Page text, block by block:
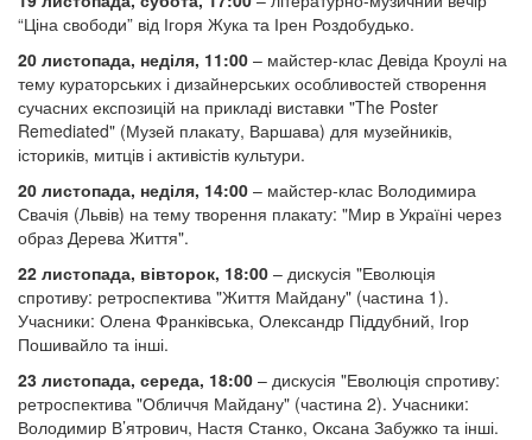
“Ціна свободи” від Ігоря Жука та Ірен Роздобудько.
20 листопада, неділя, 11:00 – майстер-клас Девіда Кроулі на
тему кураторських і дизайнерських особливостей створення
сучасних експозицій на прикладі виставки "The Poster
Remediated" (Музей плакату, Варшава) для музейників,
істориків, митців і активістів культури.
20 листопада, неділя, 14:00 – майстер-клас Володимира
Свачія (Львів) на тему творення плакату: "Мир в Україні через
образ Дерева Життя".
22 листопада, вівторок, 18:00 – дискусія "Еволюція
спротиву: ретроспектива "Життя Майдану" (частина 1).
Учасники: Олена Франківська, Олександр Піддубний, Ігор
Пошивайло та інші.
23 листопада, середа, 18:00 – дискусія "Еволюція спротиву:
ретроспектива "Обличчя Майдану" (частина 2). Учасники:
Володимир В’ятрович, Настя Станко, Оксана Забужко та інші.